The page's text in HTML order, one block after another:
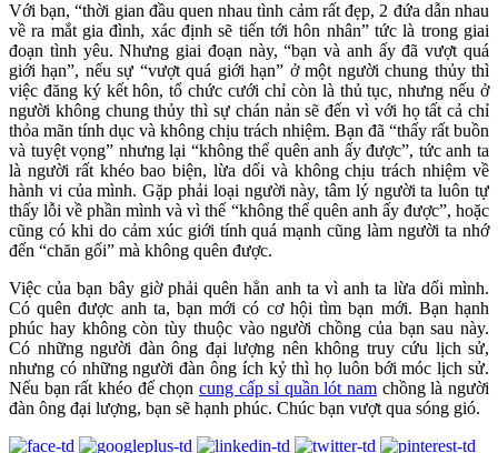
Với bạn, “thời gian đầu quen nhau tình cảm rất đẹp, 2 đứa dẫn nhau
về ra mắt gia đình, xác định sẽ tiến tới hôn nhân” tức là trong giai
đoạn tình yêu. Nhưng giai đoạn này, “bạn và anh ấy đã vượt quá
giới hạn”, nếu sự “vượt quá giới hạn” ở một người chung thủy thì
việc đăng ký kết hôn, tổ chức cưới chỉ còn là thủ tục, nhưng nếu ở
người không chung thủy thì sự chán nản sẽ đến vì với họ tất cả chỉ
thỏa mãn tính dục và không chịu trách nhiệm. Bạn đã “thấy rất buồn
và tuyệt vọng” nhưng lại “không thể quên anh ấy được”, tức anh ta
là người rất khéo bao biện, lừa dối và không chịu trách nhiệm về
hành vi của mình. Gặp phải loại người này, tâm lý người ta luôn tự
thấy lỗi về phần mình và vì thế “không thể quên anh ấy được”, hoặc
cũng có khi do cảm xúc giới tính quá mạnh cũng làm người ta nhớ
đến “chăn gối” mà không quên được.
Việc của bạn bây giờ phải quên hẳn anh ta vì anh ta lừa dối mình.
Có quên được anh ta, bạn mới có cơ hội tìm bạn mới. Bạn hạnh
phúc hay không còn tùy thuộc vào người chồng của bạn sau này.
Có những người đàn ông đại lượng nên không truy cứu lịch sử,
nhưng có những người đàn ông ích kỷ thì họ luôn bới móc lịch sử.
Nếu bạn rất khéo để chọn cung cấp sỉ quần lót nam chồng là người
đàn ông đại lượng, bạn sẽ hạnh phúc. Chúc bạn vượt qua sóng gió.